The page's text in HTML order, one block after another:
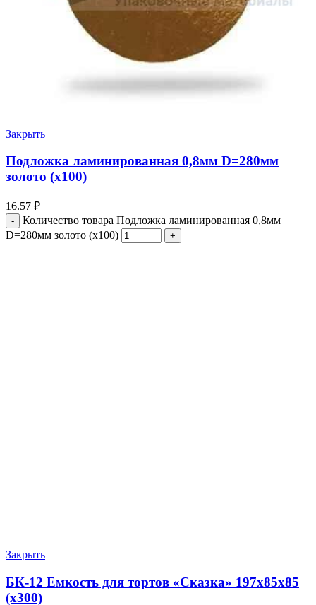
Закрыть
Подложка ламинированная 0,8мм D=280мм
золото (х100)
16.57 ₽
Количество товара Подложка ламинированная 0,8мм
D=280мм золото (х100)
Закрыть
БК-12 Емкость для тортов «Сказка» 197х85х85
(х300)